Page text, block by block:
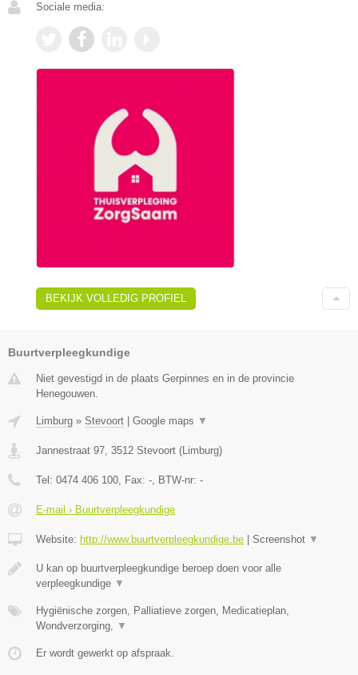
Sociale media:
BEKIJK VOLLEDIG PROFIEL
Buurtverpleegkundige
Niet gevestigd in de plaats Gerpinnes en in de provincie
Henegouwen.
Limburg » Stevoort Google maps ▼
Jannestraat 97 3512 Stevoort ( Limburg)
Tel: 0474 406 100 , Fax: - , BTW-nr: -
E-mail › Buurtverpleegkundige
Website: http://www.buurtverpleegkundige.be Screenshot ▼
U kan op buurtverpleegkundige beroep doen voor alle
verpleegkundige ▼
Hygiënische zorgen, Palliatieve zorgen, Medicatieplan,
Wondverzorging,
▼
Er wordt gewerkt op afspraak.